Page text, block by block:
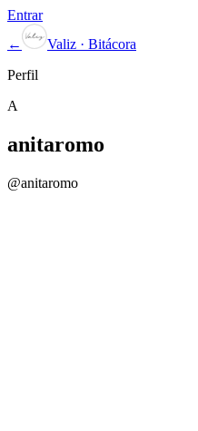
Entrar
←
Valiz · Bitácora
Perfil
A
anitaromo
@anitaromo